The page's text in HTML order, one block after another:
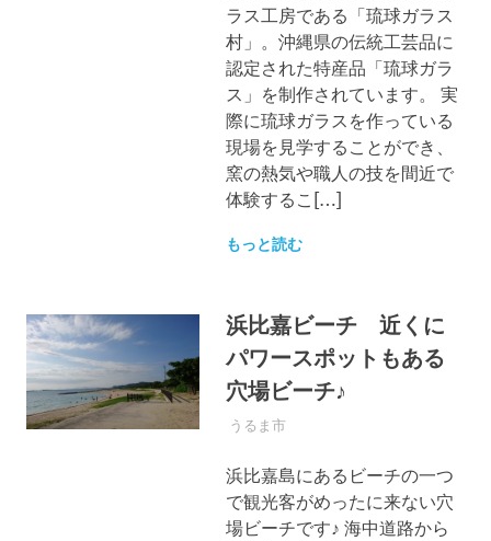
ラス工房である「琉球ガラス
村」。沖縄県の伝統工芸品に
認定された特産品「琉球ガラ
ス」を制作されています。 実
際に琉球ガラスを作っている
現場を見学することができ、
窯の熱気や職人の技を間近で
体験するこ[…]
もっと読む
浜比嘉ビーチ 近くに
パワースポットもある
穴場ビーチ♪
2017年6月13日
OKINAWASPOT
うるま市
浜比嘉島にあるビーチの一つ
で観光客がめったに来ない穴
場ビーチです♪ 海中道路から